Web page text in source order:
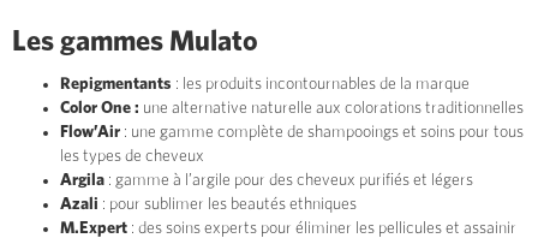
Les gammes Mulato
Repigmentants : les produits incontournables de la marque
Color One : une alternative naturelle aux colorations traditionnelles
Flow’Air : une gamme complète de shampooings et soins pour tous
les types de cheveux
Argila : gamme à l’argile pour des cheveux purifiés et légers
Azali : pour sublimer les beautés ethniques
M.Expert : des soins experts pour éliminer les pellicules et assainir